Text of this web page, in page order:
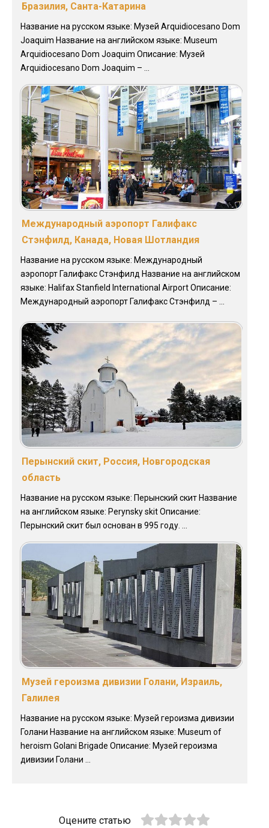
Бразилия, Санта-Катарина
Название на русском языке: Музей Arquidiocesano Dom
Joaquim Название на английском языке: Museum
Arquidiocesano Dom Joaquim Описание: Музей
Arquidiocesano Dom Joaquim – ...
Международный аэропорт Галифакс
Стэнфилд, Канада, Новая Шотландия
Название на русском языке: Международный
аэропорт Галифакс Стэнфилд Название на английском
языке: Halifax Stanfield International Airport Описание:
Международный аэропорт Галифакс Стэнфилд – ...
Перынский скит, Россия, Новгородская
область
Название на русском языке: Перынский скит Название
на английском языке: Perynsky skit Описание:
Перынский скит был основан в 995 году. ...
Музей героизма дивизии Голани, Израиль,
Галилея
Название на русском языке: Музей героизма дивизии
Голани Название на английском языке: Museum of
heroism Golani Brigade Описание: Музей героизма
дивизии Голани ...
Оцените статью